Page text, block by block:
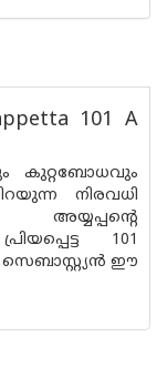
101 A
കുറ്റബോധവും
നിരവധി
101
ഈ